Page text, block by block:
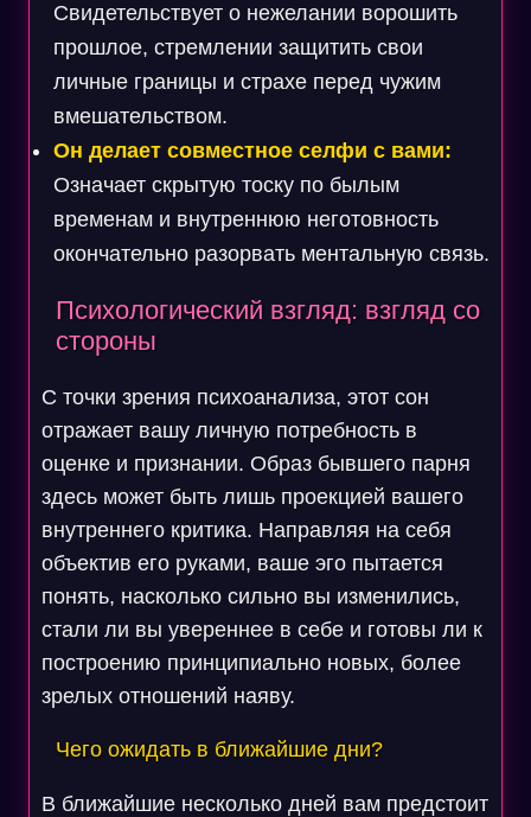
Свидетельствует о нежелании ворошить
прошлое, стремлении защитить свои
личные границы и страхе перед чужим
вмешательством.
Он делает совместное селфи с вами:
Означает скрытую тоску по былым
временам и внутреннюю неготовность
окончательно разорвать ментальную связь.
Психологический взгляд: взгляд со
стороны
С точки зрения психоанализа, этот сон
отражает вашу личную потребность в
оценке и признании. Образ бывшего парня
здесь может быть лишь проекцией вашего
внутреннего критика. Направляя на себя
объектив его руками, ваше эго пытается
понять, насколько сильно вы изменились,
стали ли вы увереннее в себе и готовы ли к
построению принципиально новых, более
зрелых отношений наяву.
Чего ожидать в ближайшие дни?
В ближайшие несколько дней вам предстоит